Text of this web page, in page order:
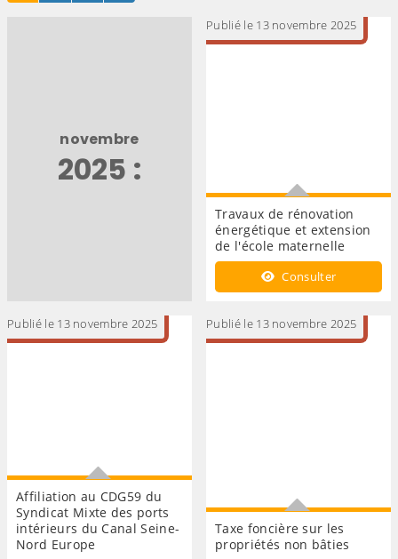
novembre
2025 :
Publié le 13 novembre 2025
Travaux de rénovation
énergétique et extension
de l'école maternelle
Travaux de rénovation
énergétique et extension de
Consulter
Publié le 13 novembre 2025
Affiliation au CDG59 du
Syndicat Mixte des ports
intérieurs du Canal Seine-
Nord Europe
Publié le 13 novembre 2025
Taxe foncière sur les
propriétés non bâties